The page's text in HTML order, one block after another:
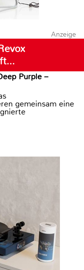
Anzeige
Purple –
gemeinsam eine